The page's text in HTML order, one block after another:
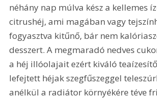
néhány nap múlva kész a kellemes
citrushéj, ami magában vagy
fogyasztva kitűnő, bár nem
desszert. A megmaradó nedves
a héj illóolajait ezért kiváló
lefejtett héjak szegfűszeggel
anélkül a radiátor környékére téve